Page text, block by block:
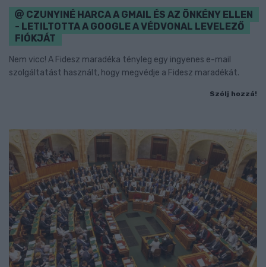
CZUNYINÉ HARCA A GMAIL ÉS AZ ÖNKÉNY ELLEN
- LETILTOTTA A GOOGLE A VÉDVONAL LEVELEZŐ
FIÓKJÁT
Nem vicc! A Fidesz maradéka tényleg egy ingyenes e-mail
szolgáltatást használt, hogy megvédje a Fidesz maradékát.
Szólj hozzá!